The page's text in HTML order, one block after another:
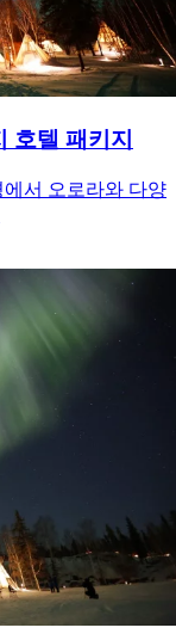
호텔 패키지
서 오로라와 다양